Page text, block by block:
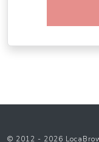
© 2012 - 2026